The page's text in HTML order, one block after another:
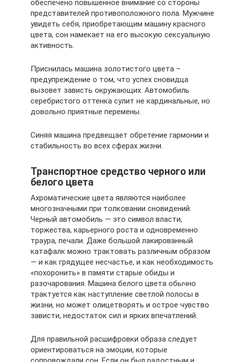
обеспечено повышенное внимание со стороны
представителей противоположного пола. Мужчине
увидеть себя, приобретающим машину красного
цвета, сон намекает на его высокую сексуальную
активность.
Приснилась машина золотистого цвета –
предупреждение о том, что успех сновидца
вызовет зависть окружающих. Автомобиль
серебристого оттенка сулит не кардинальные, но
довольно приятные перемены.
Синяя машина предвещает обретение гармонии и
стабильность во всех сферах жизни.
Транспортное средство черного или
белого цвета
Ахроматические цвета являются наиболее
многозначными при толковании сновидений.
Черный автомобиль — это символ власти,
торжества, карьерного роста и одновременно
траура, печали. Даже большой лакированный
катафалк можно трактовать различным образом
— и как грядущее несчастье, и как необходимость
«похоронить» в памяти старые обиды и
разочарования. Машина белого цвета обычно
трактуется как наступление светлой полосы в
жизни, но может олицетворять и острое чувство
зависти, недостаток сил и ярких впечатлений.
Для правильной расшифровки образа следует
ориентироваться на эмоции, которые